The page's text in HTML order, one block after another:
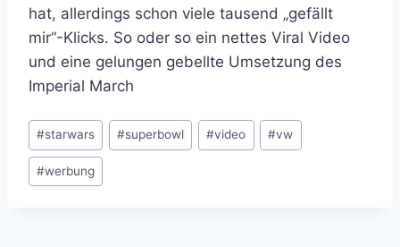
hat, allerdings schon viele tausend „gefällt
mir“-Klicks. So oder so ein nettes Viral Video
und eine gelungen gebellte Umsetzung des
Imperial March
Schlagworte:
#starwars #superbowl #video #vw
#werbung